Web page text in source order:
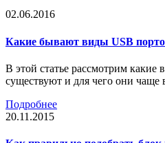
02.06.2016
Какие бывают виды USB
В этой статье рассмотрим какие
существуют и для чего они чаще
Подробнее
20.11.2015